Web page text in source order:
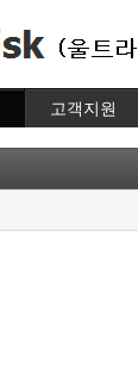
고객지원
질문하기